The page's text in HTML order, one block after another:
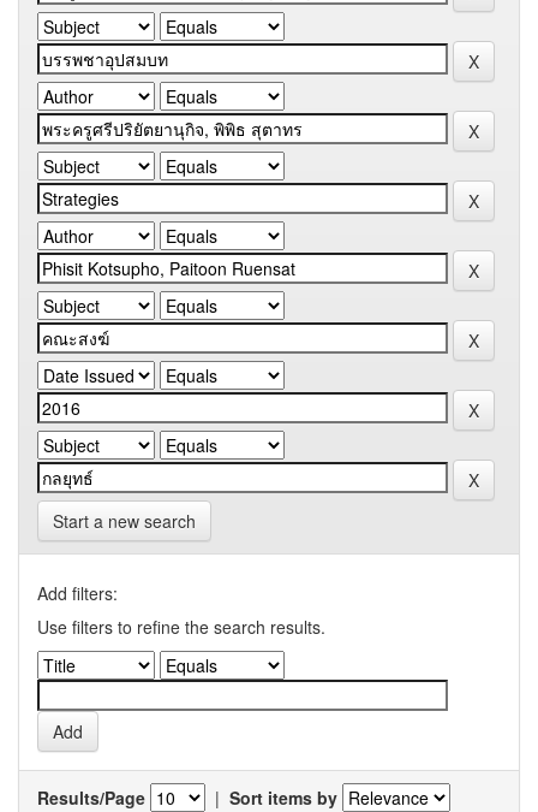
Start a new search
Add filters:
Use filters to refine the search results.
Results/Page | Sort items by